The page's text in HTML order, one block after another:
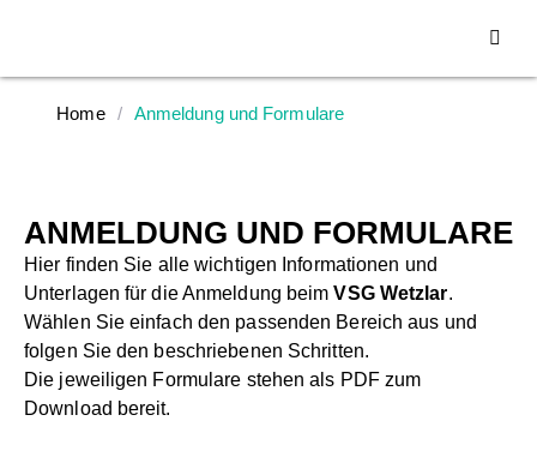
Home / Anmeldung und Formulare
ANMELDUNG UND FORMULARE
Hier finden Sie alle wichtigen Informationen und
Unterlagen für die Anmeldung beimVSG Wetzlar.
Wählen Sie einfach den passenden Bereich aus und
folgen Sie den beschriebenen Schritten.
Die jeweiligen Formulare stehen als PDF zum
Download bereit.